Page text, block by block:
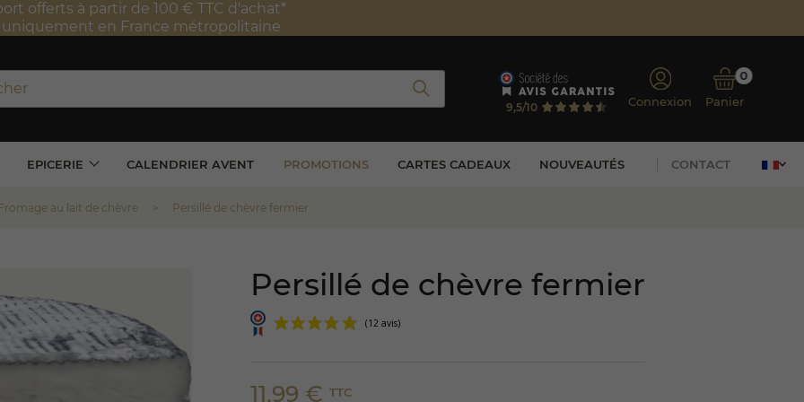
offerts à partir de 100 € TTC d'achat*
uniquement en France métropolitaine
9,5/10 Connexion Panier
0
EPICERIE CALENDRIER AVENT PROMOTIONS CARTES CADEAUX NOUVEAUTÉS CONTACT
au lait de chèvre Persillé de chèvre fermier
Persillé de chèvre fermier
11,99 € TTC